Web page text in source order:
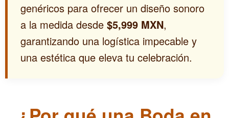
genéricos para ofrecer un diseño sonoro
a la medida desde $5,999 MXN,
garantizando una logística impecable y
una estética que eleva tu celebración.